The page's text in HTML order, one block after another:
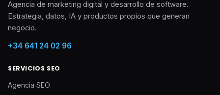
Agencia de marketing digital y desarrollo de software.
Estrategia, datos, IA y productos propios que generan
negocio.
+34 641 24 02 96
SERVICIOS SEO
Agencia SEO